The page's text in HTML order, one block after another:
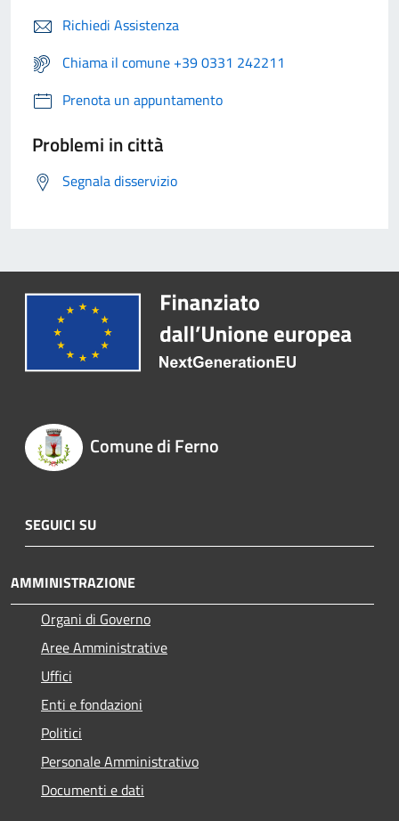
Richiedi Assistenza
Chiama il comune +39 0331 242211
Prenota un appuntamento
Problemi in città
Segnala disservizio
Comune di Ferno
SEGUICI SU
AMMINISTRAZIONE
Organi di Governo
Aree Amministrative
Uffici
Enti e fondazioni
Politici
Personale Amministrativo
Documenti e dati